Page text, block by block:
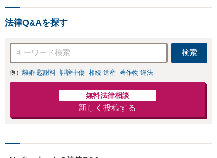
法律Q&Aを探す
検索
例） 離婚 慰謝料 誹謗中傷 相続 遺産 著作物 違法
無料法律相談
新しく投稿する